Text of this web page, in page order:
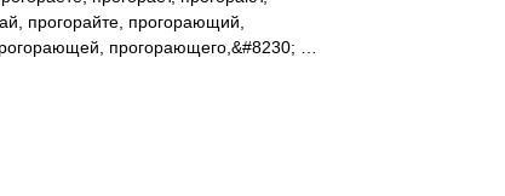
прогорайте, прогорающий,
прогорающего,&#8230; …